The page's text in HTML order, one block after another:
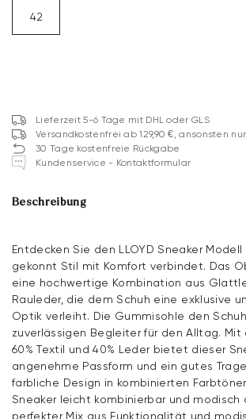
42
Lieferzeit 5-6 Tage mit DHL oder GLS
Versandkostenfrei ab 129,90 €, ansonsten nur
30 Tage kostenfreie Rückgabe
Kundenservice - Kontaktformular
Beschreibung
Entdecken Sie den LLOYD Sneaker Modell
gekonnt Stil mit Komfort verbindet. Das
eine hochwertige Kombination aus
Rauleder, die dem Schuh eine exklusive
Optik verleiht. Die Gummisohle den
zuverlässigen Begleiter für den Alltag. Mit
60% Textil und 40% Leder bietet dieser
angenehme Passform und ein gutes
farbliche Design in kombinierten
Sneaker leicht kombinierbar und modisch
perfekter Mix aus Funktionalität und